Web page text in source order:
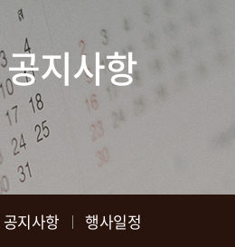
공지사항
공지사항 행사일정